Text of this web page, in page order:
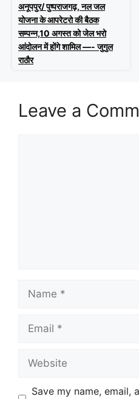
अनूपपुर/ पुष्पराजगढ़, नल जल
योजना के आपरेटरो की बैठक
सम्पन्न,10 अगस्त को जेल भरो
आंदोलन में होंगे शामिल —- जुगुल
राठौर
Leave a
Save my name, email,